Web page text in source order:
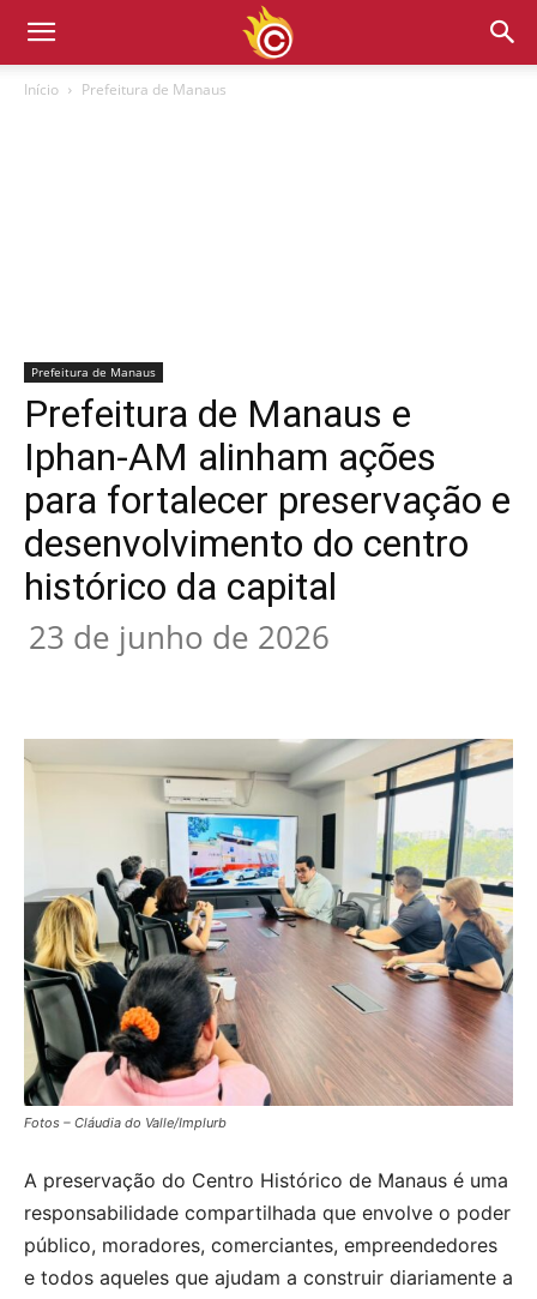
Início Prefeitura de Manaus
Prefeitura de Manaus
Prefeitura de Manaus e
Iphan-AM alinham ações
para fortalecer preservação e
desenvolvimento do centro
histórico da capital
23 de junho de 2026
Fotos – Cláudia do Valle/Implurb
A preservação do Centro Histórico de Manaus é uma
responsabilidade compartilhada que envolve o poder
público, moradores, comerciantes, empreendedores
e todos aqueles que ajudam a construir diariamente a